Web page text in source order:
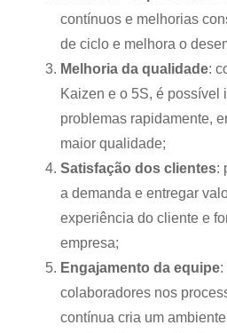
contínuos e melhorias
de ciclo e melhora o
Melhoria da qualidade:
Kaizen e o 5S, é possível
problemas rapidamente,
maior qualidade;
Satisfação dos clientes:
a demanda e entregar
experiência do cliente e
empresa;
Engajamento da equipe:
colaboradores nos
contínua cria um